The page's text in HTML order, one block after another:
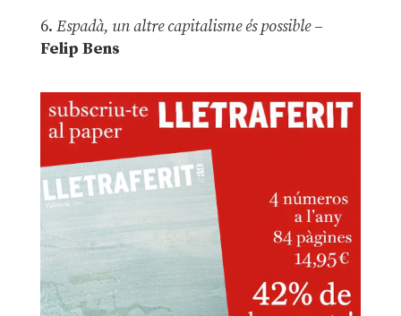
6. Espadà, un altre capitalisme és possible –
Felip Bens